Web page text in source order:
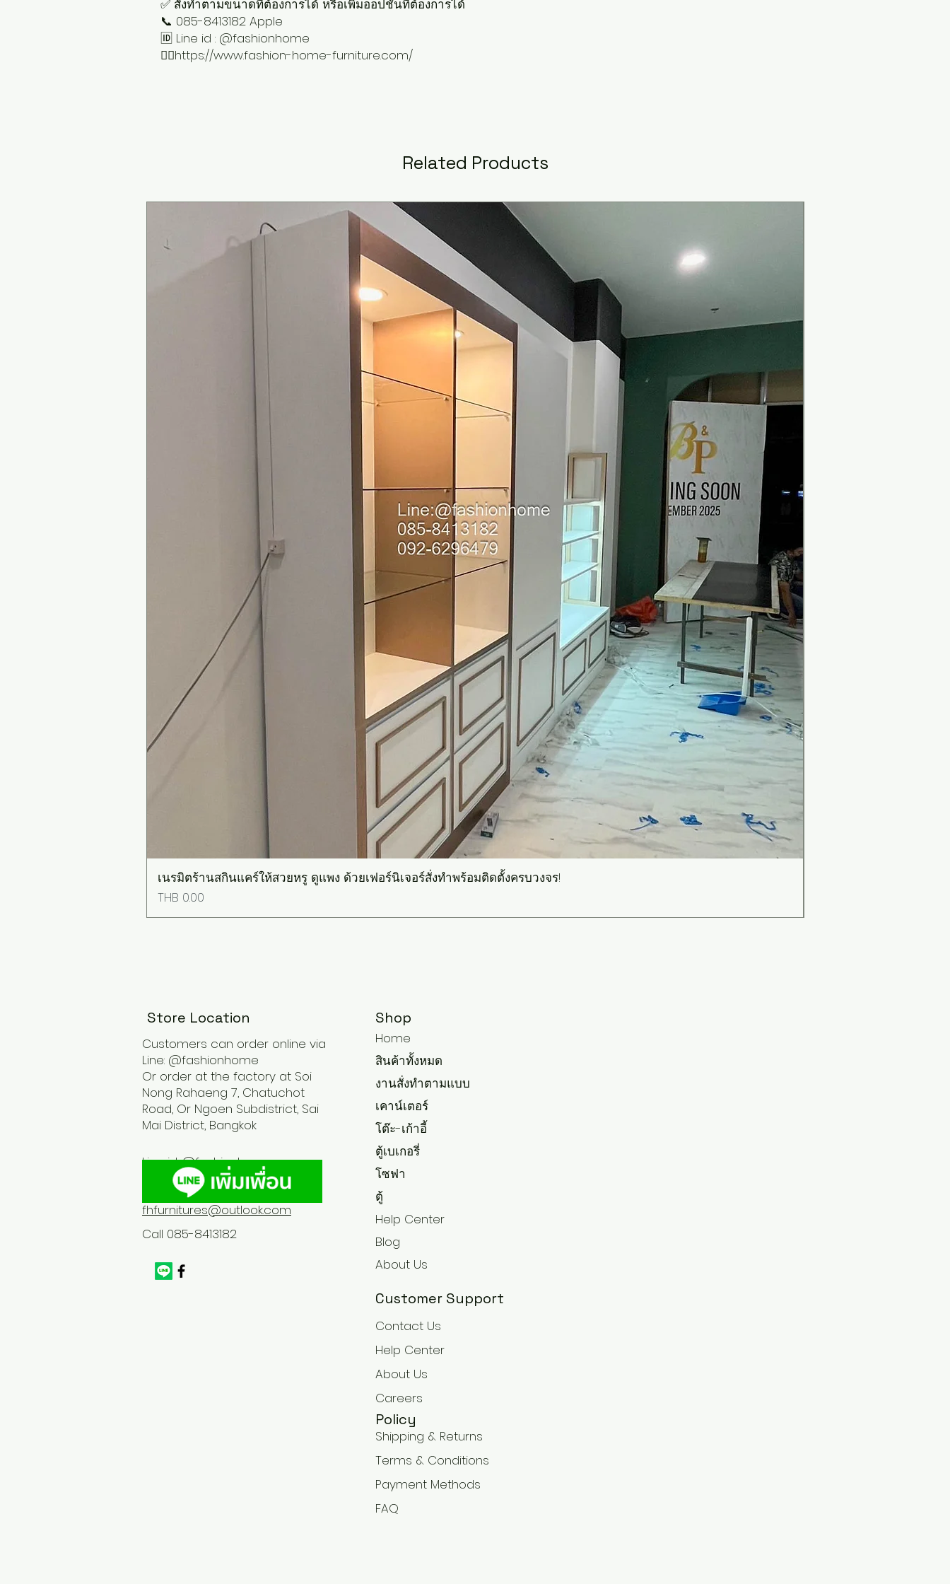
✅ สั่งทำตามขนาดที่ต้องการได้ หรือเพิ่มออปชั่นที่ต้องการได้
📞 085-8413182 Apple
🆔 Line id : @fashionhome
👉🏻https://www.fashion-home-furniture.com/
Related Products
เนรมิตร้านสกินแคร์ให้สวยหรู ดูแพง ด้วยเฟอร์นิเจอร์สั่งทำพร้อมติดตั้งครบวงจร!
Price
THB 0.00
Store Location
Customers can order online via
Line: @fashionhome
Or order at the factory at Soi
Nong Rahaeng 7, Chatuchot
Road, Or Ngoen Subdistrict, Sai
Mai District, Bangkok
Line id :@fashionhome
fhfurnitures@outlook.com
Call 085-8413182
Shop
Home
สินค้าทั้งหมด
งานสั่งทำตามแบบ
เคาน์เตอร์
โต๊ะ-เก้าอี้
ตู้เบเกอรี่
โซฟา
ตู้
Help Center
Blog
About Us
Customer Support
Contact Us
Help Center
About Us
Careers
Policy
Shipping & Returns
Terms & Conditions
Payment Methods
FAQ